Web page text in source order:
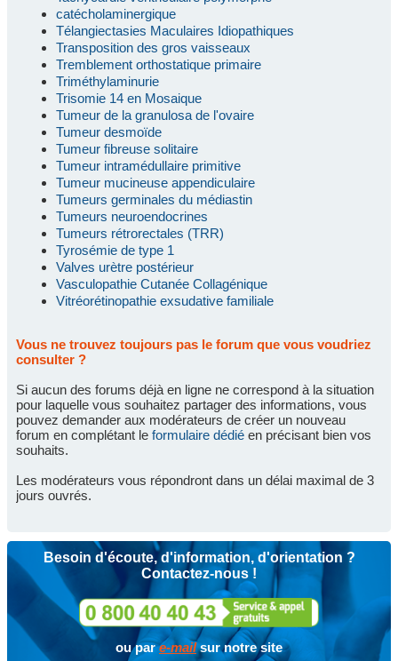
catécholaminergique
Télangiectasies Maculaires Idiopathiques
Transposition des gros vaisseaux
Tremblement orthostatique primaire
Triméthylaminurie
Trisomie 14 en Mosaique
Tumeur de la granulosa de l'ovaire
Tumeur desmoïde
Tumeur fibreuse solitaire
Tumeur intramédullaire primitive
Tumeur mucineuse appendiculaire
Tumeurs germinales du médiastin
Tumeurs neuroendocrines
Tumeurs rétrorectales (TRR)
Tyrosémie de type 1
Valves urètre postérieur
Vasculopathie Cutanée Collagénique
Vitréorétinopathie exsudative familiale
Vous ne trouvez toujours pas le forum que vous voudriez
consulter ?
Si aucun des forums déjà en ligne ne correspond à la situation
pour laquelle vous souhaitez partager des informations, vous
pouvez demander aux modérateurs de créer un nouveau
forum en complétant le formulaire dédié en précisant bien vos
souhaits.
Les modérateurs vous répondront dans un délai maximal de 3
jours ouvrés.
Besoin d'écoute, d'information, d'orientation ?
Contactez-nous !
ou pare-mailsur notre site